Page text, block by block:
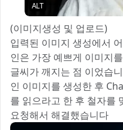
ALT
(이미지생성 및 업로드)
입력된 이미지 생성에서
인은 가장 예쁘게 이미지
글씨가 깨지는 점 이었습
인 이미지를 생성한 후
를 읽으라고 한 후 철자를
요청해서 해결했습니다